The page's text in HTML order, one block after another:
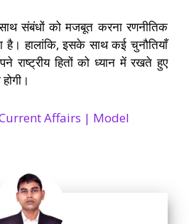
संबंधों को मजबूत करना रणनीतिक
है। हालांकि, इसके साथ कई चुनौतियाँ
राष्ट्रीय हितों को ध्यान में रखते हुए
Affairs | Model